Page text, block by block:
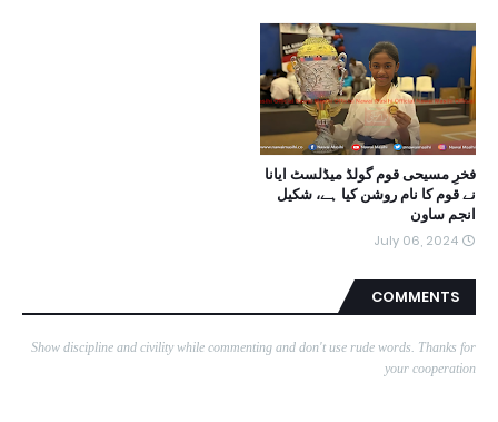
فخرِ مسیحی قوم گولڈ میڈلسٹ ایانا
نے قوم کا نام روشن کیا ہے، شکیل
انجم ساون
July 06, 2024
COMMENTS
Show discipline and civility while commenting and don't use rude words. Thanks for
your cooperation